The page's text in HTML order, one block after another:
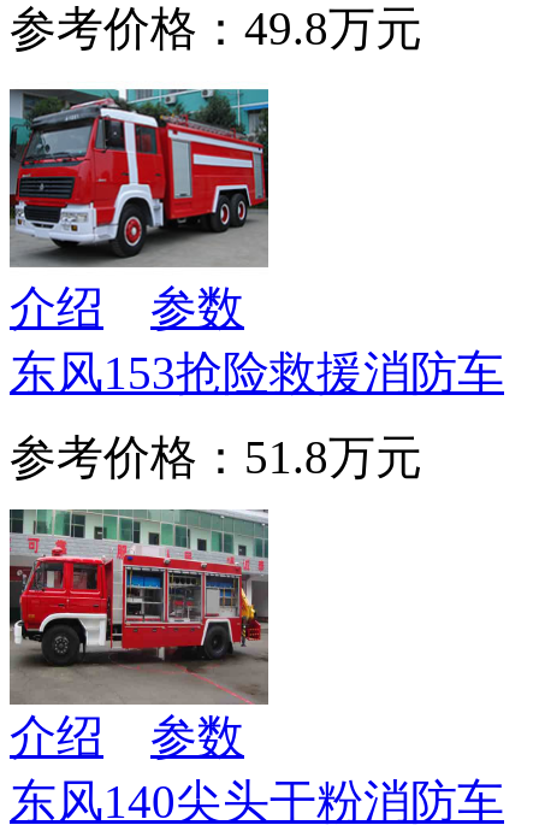
参考价格：49.8万元
介绍
参数
东风153抢险救援消防车
参考价格：51.8万元
介绍
参数
东风140尖头干粉消防车